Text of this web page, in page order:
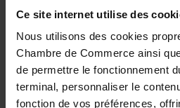
Ce site internet utilise des
Nous utilisons des cookies
Chambre de Commerce ainsi
de permettre le fonctionnement
terminal, personnaliser le
fonction de vos préférences,
entrepreneurs.
Comment? Participez à une
vous informera sur
et les démarches à suivre.